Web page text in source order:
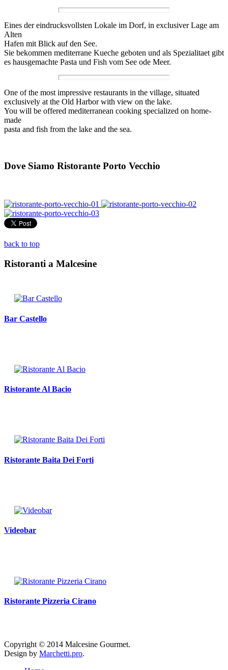
Eines der eindrucksvollsten Lokale im Dorf, in exclusiver Lage am
Alten
Hafen mit Blick auf den See.
Sie bekommen mediterrane Kueche geboten und als Spezialitaet gibt
es hausgemachte Pasta und Fish vom See ode Meer.
One of the most impressive restaurants in the village, situated
exclusively at the Old Harbor with view on the lake.
You will be offered mediterranean cooking specialized on home-
made
pasta and fish from the lake and the sea.
Dove Siamo Ristorante Porto Vecchio
back to top
Ristoranti a Malcesine
Bar Castello
Ristorante Al Bacio
Ristorante Baita Dei Forti
Videobar
Ristorante Pizzeria Cirano
Copyright © 2014 Malcesine Gourmet.
Design by Marchetti.pro.